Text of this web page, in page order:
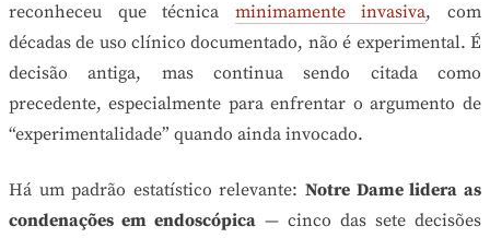
reconheceu que técnica minimamente invasiva, com
décadas de uso clínico documentado, não é experimental. É
decisão antiga, mas continua sendo citada como
precedente, especialmente para enfrentar o argumento de
“experimentalidade” quando ainda invocado.
Há um padrão estatístico relevante:Notre Dame lidera as
condenações em endoscópica — cinco das sete decisões